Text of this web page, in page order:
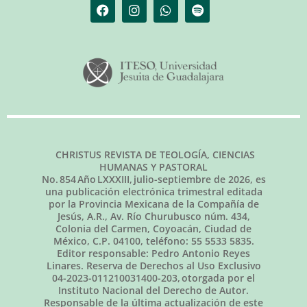
CHRISTUS REVISTA DE TEOLOGÍA, CIENCIAS
HUMANAS Y PASTORAL
No.854Año LXXXIII, julio-septiembre de 2026, es
una publicación electrónica trimestral editada
por la Provincia Mexicana de la Compañía de
Jesús, A.R., Av. Río Churubusco núm. 434,
Colonia del Carmen, Coyoacán, Ciudad de
México, C.P. 04100, teléfono: 55 5533 5835.
Editor responsable: Pedro Antonio Reyes
Linares. Reserva de Derechos al Uso Exclusivo
04-2023-011210031400-203, otorgada por el
Instituto Nacional del Derecho de Autor.
Responsable de la última actualización de este